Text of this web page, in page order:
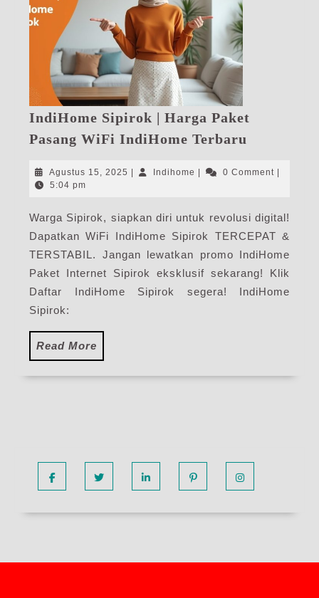
IndiHome Sipirok | Harga Paket
Pasang WiFi IndiHome Terbaru
|
Pasang
WiFi
IndiHome
Terbaru
Agustus 15, 2025 Agustus
| Indihome Indihome
| 0 Comment |
5:04 pm
Warga Sipirok, siapkan diri untuk revolusi digital!
Dapatkan WiFi IndiHome Sipirok TERCEPAT &
TERSTABIL. Jangan lewatkan promo IndiHome
Paket Internet Sipirok eksklusif sekarang! Klik
Daftar IndiHome Sipirok segera! IndiHome
Sipirok:
Read More
More